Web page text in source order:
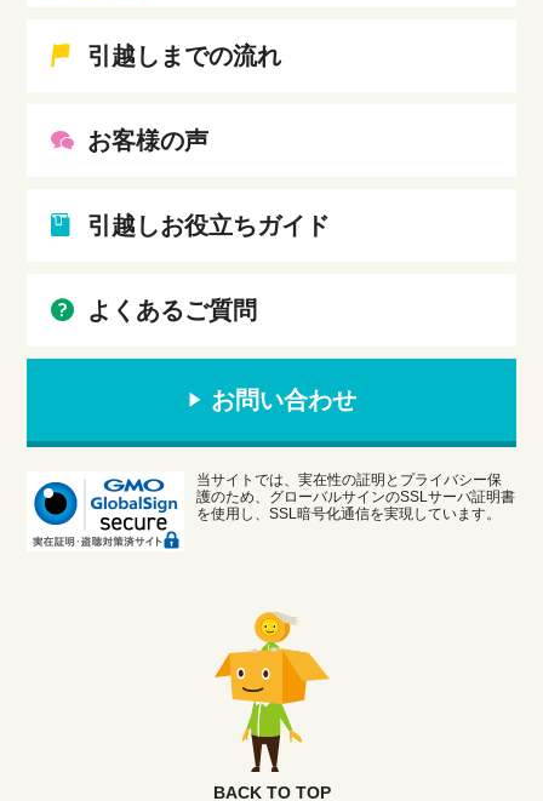
引越しまでの流れ
お客様の声
引越しお役立ちガイド
よくあるご質問
お問い合わせ
当サイトでは、実在性の証明とプライバシー保
護のため、グローバルサインのSSLサーバ証明書
を使用し、SSL暗号化通信を実現しています。
BACK TO TOP